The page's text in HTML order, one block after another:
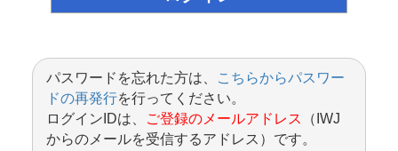
パスワードを忘れた方は、
こちらからパスワー
ドの再発行を行ってください。
ログインIDは、
ご登録のメールアドレス
（IWJ
からのメールを受信するアドレス）です。